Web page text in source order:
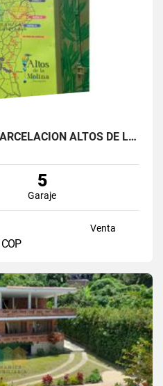
LOTE CON BOSQUE EN PARCELACIÓN ALTOS DE LA MOLINA – GUARNE
5
Garaje
Venta
COP